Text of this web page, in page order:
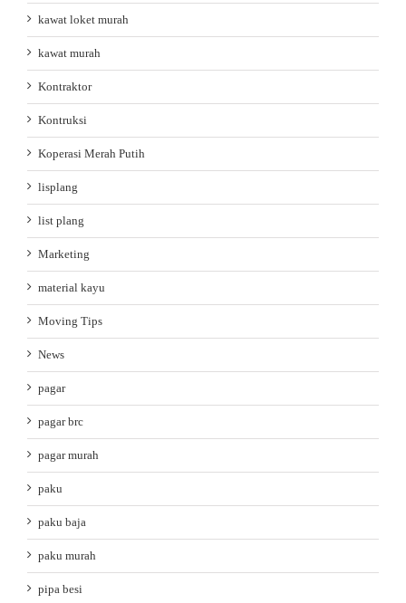
kawat loket murah
kawat murah
Kontraktor
Kontruksi
Koperasi Merah Putih
lisplang
list plang
Marketing
material kayu
Moving Tips
News
pagar
pagar brc
pagar murah
paku
paku baja
paku murah
pipa besi